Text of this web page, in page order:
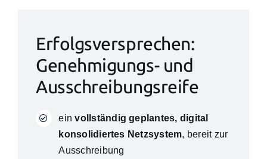
Erfolgsversprechen:
Genehmigungs- und
Ausschreibungsreife
einvollständig geplantes, digital
konsolidiertes Netzsystem, bereit zur
Ausschreibung